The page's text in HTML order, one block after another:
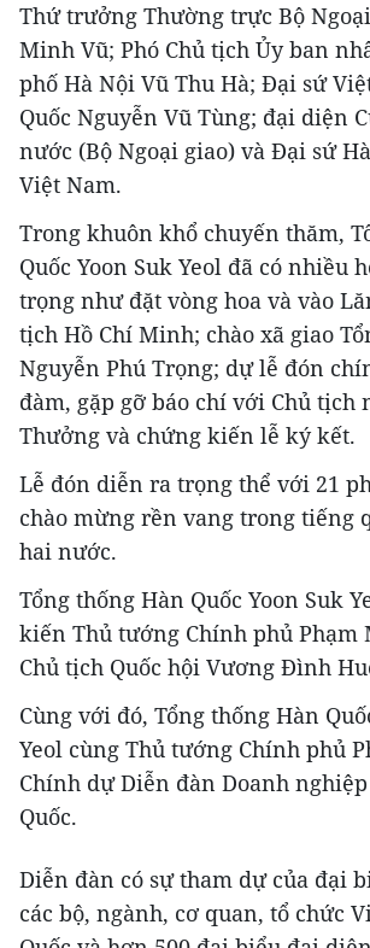
Thứ trưởng Thường trực Bộ
Minh Vũ; Phó Chủ tịch Ủy ban
phố Hà Nội Vũ Thu Hà; Đại sứ
Quốc Nguyễn Vũ Tùng; đại diện
nước (Bộ Ngoại giao) và Đại sứ
Việt Nam.
Trong khuôn khổ chuyến thăm,
Quốc Yoon Suk Yeol đã có nhiều
trọng như đặt vòng hoa và vào
tịch Hồ Chí Minh; chào xã giao
Nguyễn Phú Trọng; dự lễ đón
đàm, gặp gỡ báo chí với Chủ tịch
Thưởng và chứng kiến lễ ký kết.
Lễ đón diễn ra trọng thể với 21
chào mừng rền vang trong tiếng
hai nước.
Tổng thống Hàn Quốc Yoon Suk
kiến Thủ tướng Chính phủ Phạm
Chủ tịch Quốc hội Vương Đình
Cùng với đó, Tổng thống Hàn
Yeol cùng Thủ tướng Chính phủ
Chính dự Diễn đàn Doanh
Quốc.
Diễn đàn có sự tham dự của đại
các bộ, ngành, cơ quan, tổ chức